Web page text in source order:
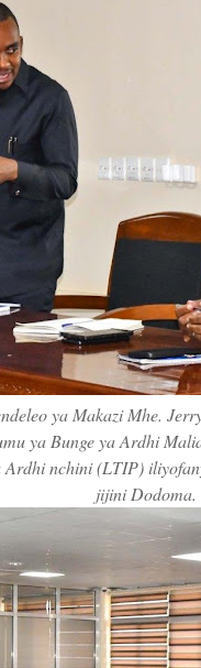
ya Makazi Mhe.
ya Bunge ya Ardhi
nchini (LTIP)
jijini Dodoma.